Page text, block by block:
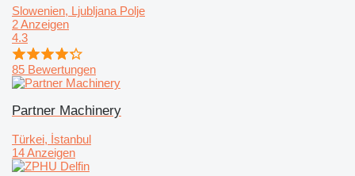
Slowenien, Ljubljana Polje
2 Anzeigen
4.3
85 Bewertungen
Partner Machinery
Türkei, İstanbul
14 Anzeigen